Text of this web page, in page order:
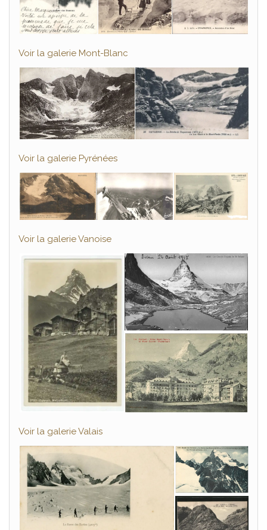
Voir la galerie Mont-Blanc
Voir la galerie Pyrénées
Voir la galerie Vanoise
Voir la galerie Valais